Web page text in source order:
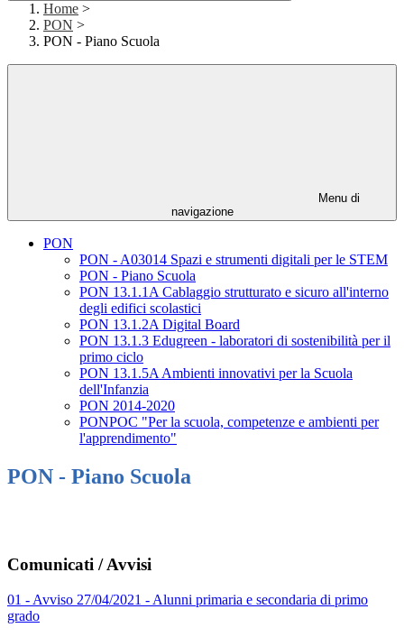
Home >
PON >
PON - Piano Scuola
Menu di
navigazione
PON
PON - A03014 Spazi e strumenti digitali per le STEM
PON - Piano Scuola
PON 13.1.1A Cablaggio strutturato e sicuro all'interno
degli edifici scolastici
PON 13.1.2A Digital Board
PON 13.1.3 Edugreen - laboratori di sostenibilità per il
primo ciclo
PON 13.1.5A Ambienti innovativi per la Scuola
dell'Infanzia
PON 2014-2020
PONPOC "Per la scuola, competenze e ambienti per
l'apprendimento"
PON - Piano Scuola
Comunicati / Avvisi
01 - Avviso 27/04/2021 - Alunni primaria e secondaria di primo
grado